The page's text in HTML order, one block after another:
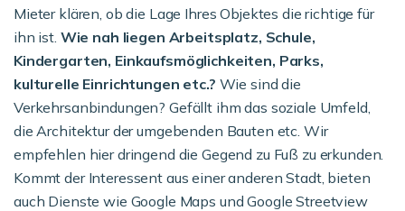
Mieter klären, ob die Lage Ihres Objektes die richtige für
ihn ist. Wie nah liegen Arbeitsplatz, Schule,
Kindergarten, Einkaufsmöglichkeiten, Parks,
kulturelle Einrichtungen etc.? Wie sind die
Verkehrsanbindungen? Gefällt ihm das soziale Umfeld,
die Architektur der umgebenden Bauten etc. Wir
empfehlen hier dringend die Gegend zu Fuß zu erkunden.
Kommt der Interessent aus einer anderen Stadt, bieten
auch Dienste wie Google Maps und Google Streetview